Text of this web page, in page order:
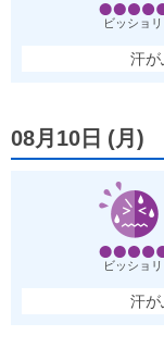
ビッショリ
汗が
08月10日 (月 )
ビッショリ
汗が